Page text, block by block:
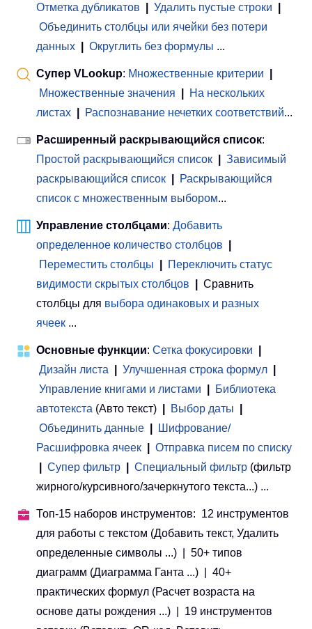
Отметка дубликатов Удалить пустые строки
Объединить столбцы или ячейки без потери
данных
Округлить без формулы ...
Супер VLookup: Множественные критерии
Множественные значения
На нескольких
листах
Распознавание нечетких соответствий...
Расширенный раскрывающийся список:
Простой раскрывающийся список
Зависимый
раскрывающийся список
Раскрывающийся
список с множественным выбором...
Управление столбцами: Добавить
определенное количество столбцов
Переместить столбцы
Переключить статус
видимости скрытых столбцов
Сравнить
столбцы для выбора одинаковых и разных
ячеек ...
Основные функции: Сетка фокусировки
Дизайн листа
Улучшенная строка формул
Управление книгами и листами
Библиотека
автотекста (Авто текст) Выбор даты
Объединить данные
Шифрование/
Расшифровка ячеек
Отправка писем по списку
Супер фильтр Специальный фильтр (фильтр
жирного/курсивного/зачеркнутого текста...) ...
Топ-15 наборов инструментов: 12 инструментов
для работы с текстом (Добавить текст, Удалить
определенные символы ...) | 50+ типов
диаграмм (Диаграмма Ганта ...) | 40+
практических формул (Расчет возраста на
основе даты рождения ...) | 19 инструментов